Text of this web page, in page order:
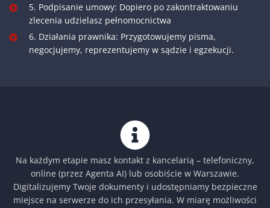
5. Podpisanie umowy: Dopiero po zakontraktowaniu
zlecenia udzielasz pełnomocnictwa
6. Działania prawnika: Przygotowujemy pisma,
negocjujemy, reprezentujemy w sądzie i egzekucji.
Na każdym etapie masz kontakt z kancelarią – telefoniczny,
online (przez Agenta AI) lub osobiście w Warszawie.
Digitalizujemy Twoje dokumenty i udostępniamy bezpieczne
miejsce na serwerze do ich przesyłania. W miarę możliwości